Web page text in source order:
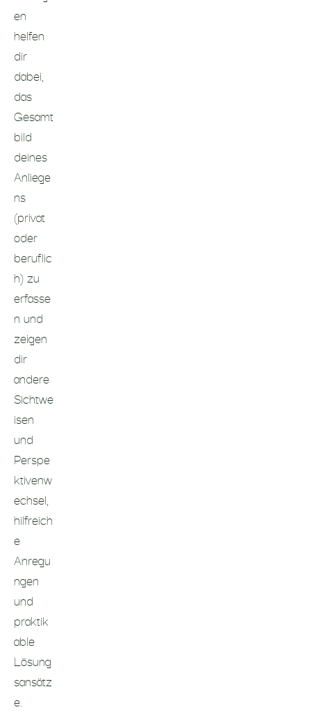
en
helfen
dir
dabei,
das
Gesamt
bild
deines
Anliege
ns
(privat
oder
beruflic
h) zu
erfasse
n und
zeigen
dir
andere
Sichtwe
isen
und
Perspe
ktivenw
echsel,
hilfreich
e
Anregu
ngen
und
praktik
able
Lösung
sansätz
e.